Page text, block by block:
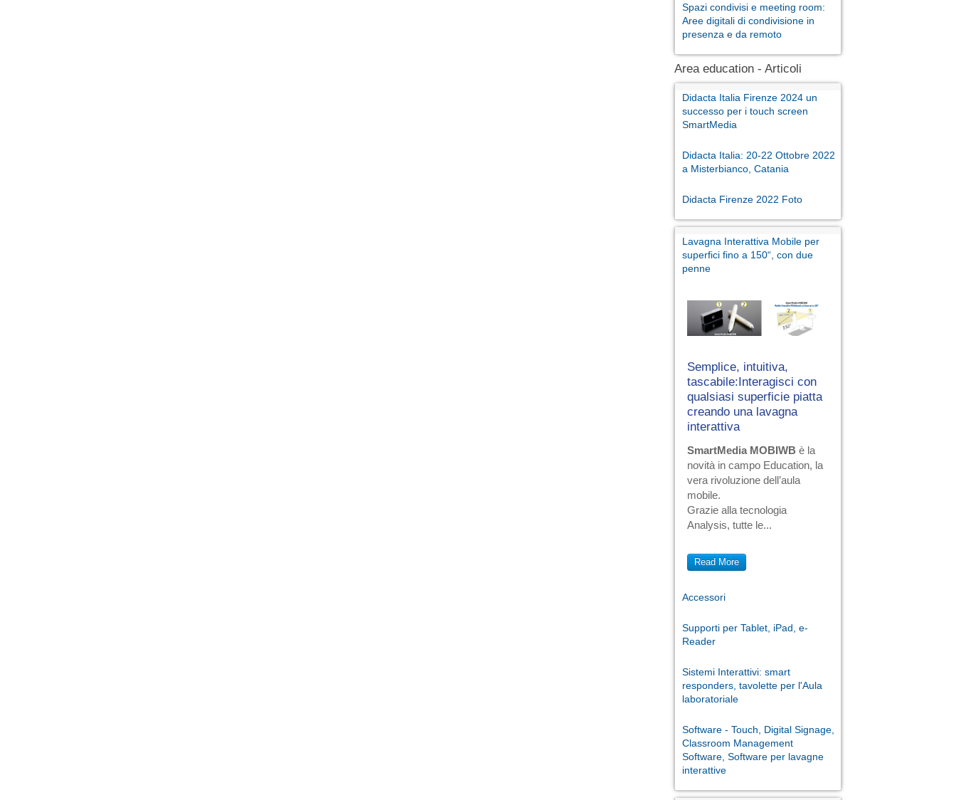
Spazi condivisi e meeting room:
Aree digitali di condivisione in
presenza e da remoto
Area education - Articoli
Didacta Italia Firenze 2024 un
successo per i touch screen
SmartMedia
Didacta Italia: 20-22 Ottobre 2022
a Misterbianco, Catania
Didacta Firenze 2022 Foto
Lavagna Interattiva Mobile per
superfici fino a 150“, con due
penne
Semplice, intuitiva,
tascabile:Interagisci con
qualsiasi superficie piatta
creando una lavagna
interattiva
SmartMedia MOBIWB è la
novità in campo Education, la
vera rivoluzione dell’aula
mobile.
Grazie alla tecnologia
Analysis, tutte le...
Read More
Accessori
Supporti per Tablet, iPad, e-
Reader
Sistemi Interattivi: smart
responders, tavolette per l'Aula
laboratoriale
Software - Touch, Digital Signage,
Classroom Management
Software, Software per lavagne
interattive